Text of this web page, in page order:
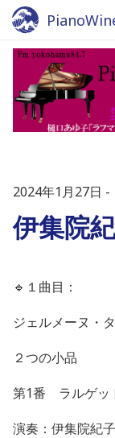
yokohama
2024年1月27日
伊集院
🔹 １曲目：
ジェルメーヌ
２つの小品
第1番 ラルゲ
演奏：伊集院紀